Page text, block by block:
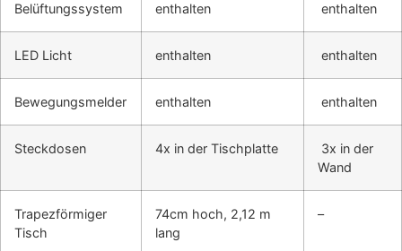
Belüftungssystem enthalten enthalten
LED Licht enthalten enthalten
Bewegungsmelder enthalten enthalten
Steckdosen 4x in der Tischplatte
3x in der
Wand
Trapezförmiger
Tisch
74cm hoch, 2,12 m
lang
–